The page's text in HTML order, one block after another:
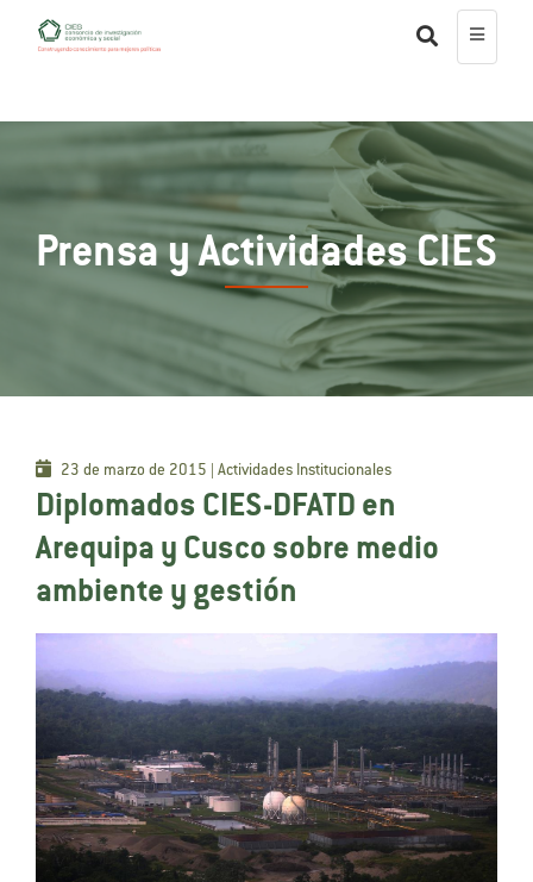
Prensa y Actividades CIES
23 de marzo de 2015 | Actividades Institucionales
Diplomados CIES-DFATD en
Arequipa y Cusco sobre medio
ambiente y gestión